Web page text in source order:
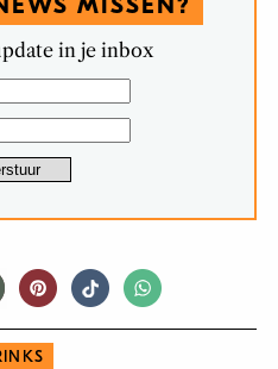
MISSEN?
in je inbox